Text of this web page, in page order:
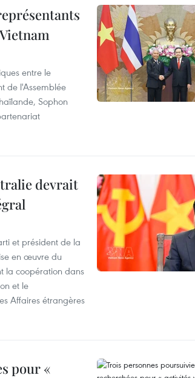
entre le
de l'Assemblée
Sophon
devrait
et président de la
en œuvre du
la coopération dans
et le
Affaires étrangères
pour «